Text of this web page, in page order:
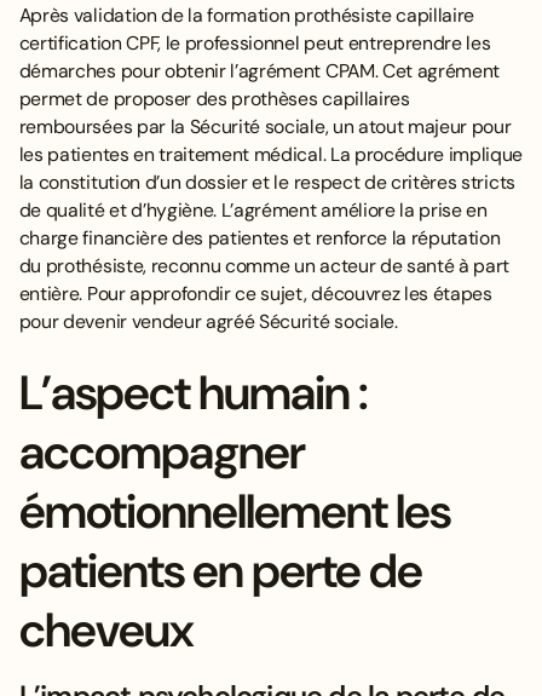
Après validation de la formation prothésiste capillaire
certification CPF, le professionnel peut entreprendre les
démarches pour obtenir l’agrément CPAM. Cet agrément
permet de proposer des prothèses capillaires
remboursées par la Sécurité sociale, un atout majeur pour
les patientes en traitement médical. La procédure implique
la constitution d’un dossier et le respect de critères stricts
de qualité et d’hygiène. L’agrément améliore la prise en
charge financière des patientes et renforce la réputation
du prothésiste, reconnu comme un acteur de santé à part
entière. Pour approfondir ce sujet, découvrezles étapes
pour devenir vendeur agréé Sécurité sociale.
L’aspect humain :
accompagner
émotionnellement les
patients en perte de
cheveux